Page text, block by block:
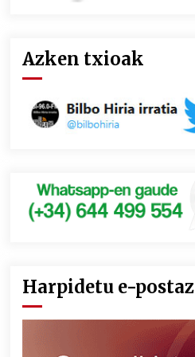
Azken txioak
Harpidetu e-postaz